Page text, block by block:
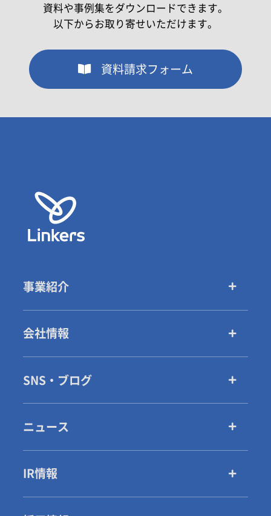
資料や事例集をダウンロードできます。
以下からお取り寄せいただけます。
資料請求フォーム
事業紹介
会社情報
SNS・ブログ
ニュース
IR情報